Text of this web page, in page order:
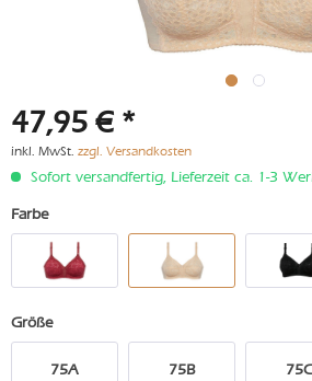
47,95 € *
inkl. MwSt. zzgl. Versandkosten
Sofort versandfertig, Lieferzeit ca. 1-3
Farbe
Größe
75A 75B 75C